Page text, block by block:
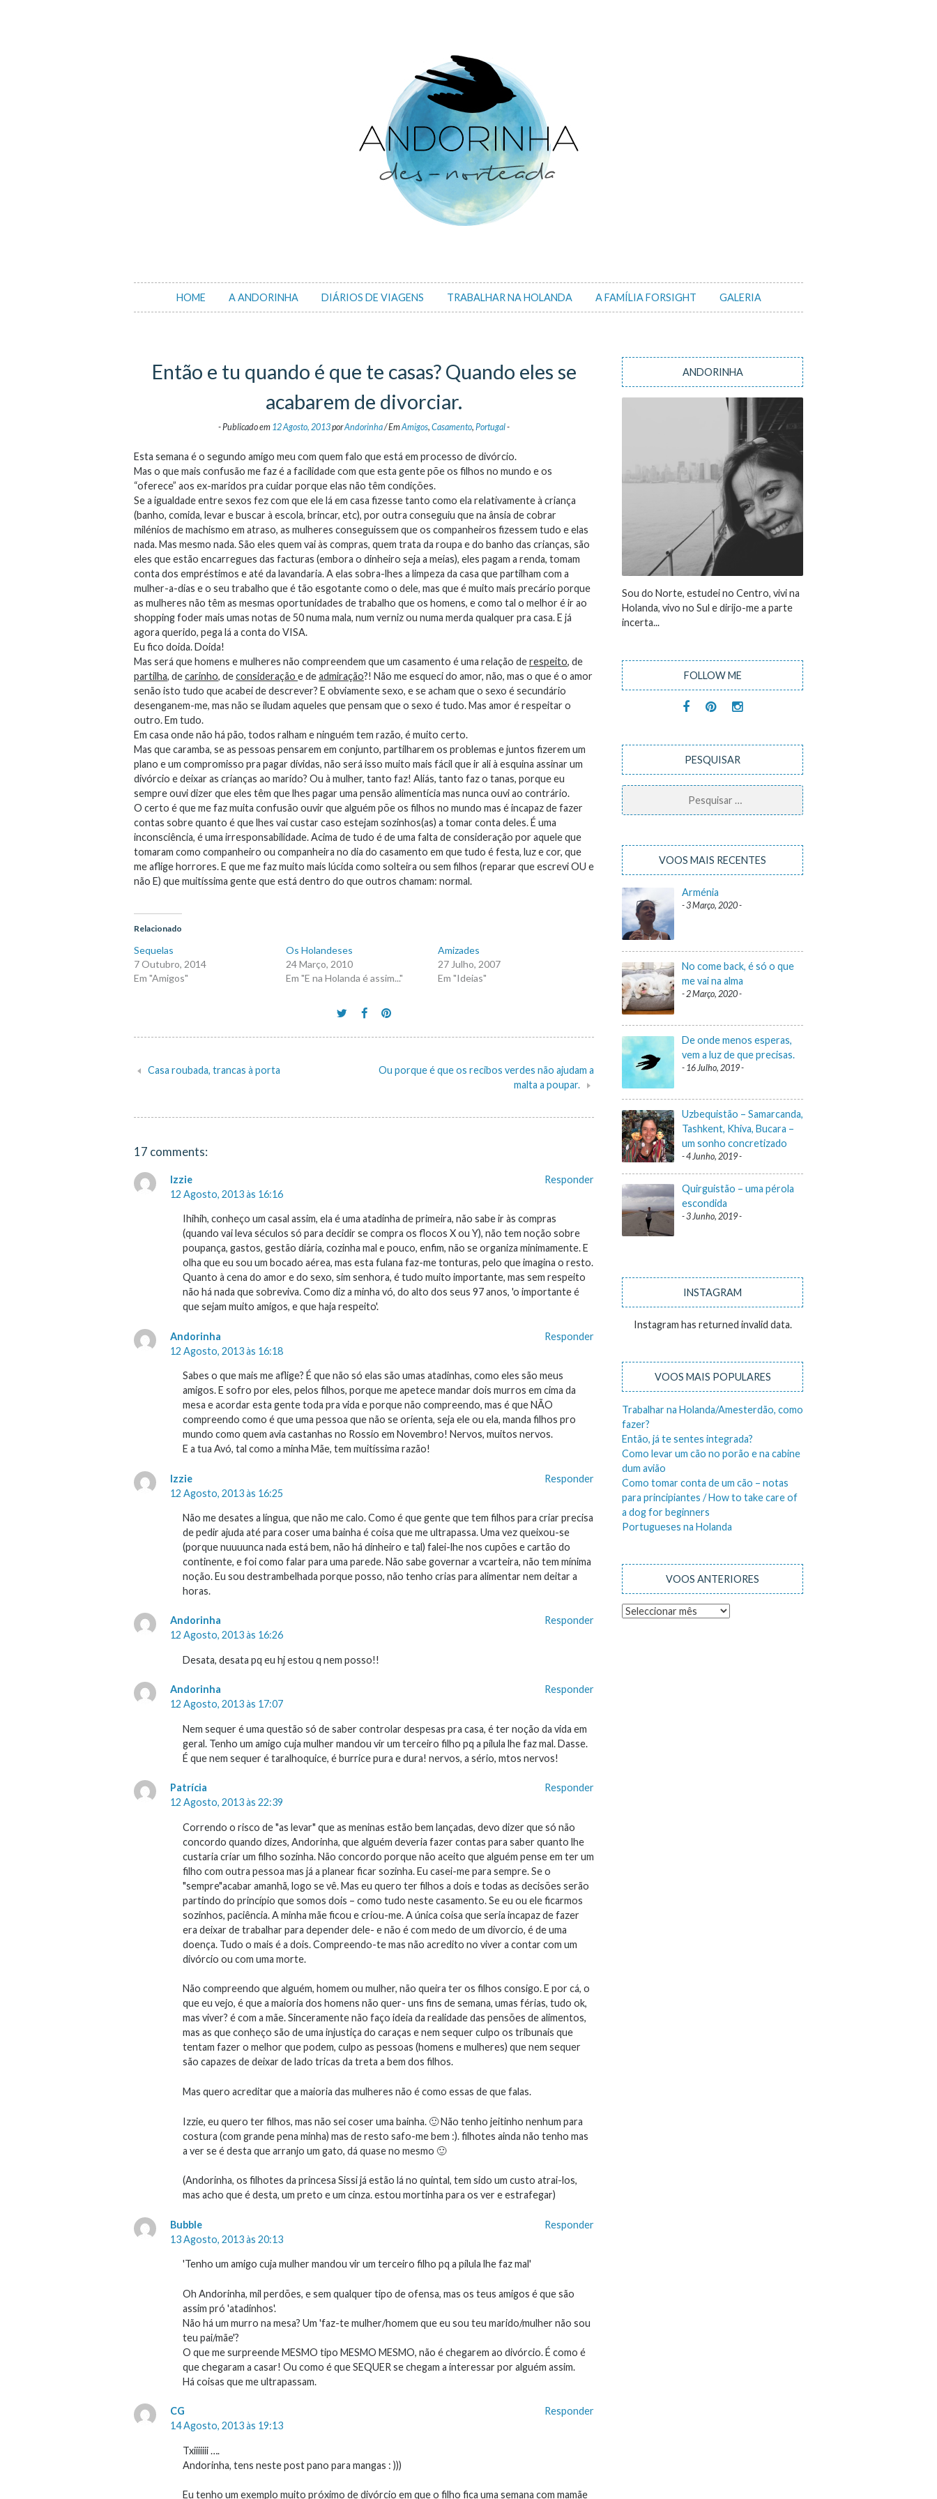
HOME A ANDORINHA DIÁRIOS DE VIAGENS TRABALHAR NA HOLANDA A FAMÍLIA FORSIGHT GALERIA
Então e tu quando é que te casas? Quando eles se
acabarem de divorciar.
-Publicado em 12 Agosto, 2013porAndorinha/EmAmigos, Casamento, Portugal-
Esta semana é o segundo amigo meu com quem falo que está em processo de divórcio.
Mas o que mais confusão me faz é a facilidade com que esta gente põe os filhos no mundo e os
“oferece” aos ex-maridos pra cuidar porque elas não têm condições.
Se a igualdade entre sexos fez com que ele lá em casa fizesse tanto como ela relativamente à criança
(banho, comida, levar e buscar à escola, brincar, etc), por outra conseguiu que na ânsia de cobrar
milénios de machismo em atraso, as mulheres conseguissem que os companheiros fizessem tudo e elas
nada. Mas mesmo nada. São eles quem vai às compras, quem trata da roupa e do banho das crianças, são
eles que estão encarregues das facturas (embora o dinheiro seja a meias), eles pagam a renda, tomam
conta dos empréstimos e até da lavandaria. A elas sobra-lhes a limpeza da casa que partilham com a
mulher-a-dias e o seu trabalho que é tão esgotante como o dele, mas que é muito mais precário porque
as mulheres não têm as mesmas oportunidades de trabalho que os homens, e como tal o melhor é ir ao
shopping foder mais umas notas de 50 numa mala, num verniz ou numa merda qualquer pra casa. E já
agora querido, pega lá a conta do VISA.
Eu fico doida. Doida!
Mas será que homens e mulheres não compreendem que um casamento é uma relação derespeito, de
partilha, decarinho, deconsideração e deadmiração?! Não me esqueci do amor, não, mas o que é o amor
senão isto tudo que acabei de descrever? E obviamente sexo, e se acham que o sexo é secundário
desenganem-me, mas não se iludam aqueles que pensam que o sexo é tudo. Mas amor é respeitar o
outro. Em tudo.
Em casa onde não há pão, todos ralham e ninguém tem razão, é muito certo.
Mas que caramba, se as pessoas pensarem em conjunto, partilharem os problemas e juntos fizerem um
plano e um compromisso pra pagar dívidas, não será isso muito mais fácil que ir ali à esquina assinar um
divórcio e deixar as crianças ao marido? Ou à mulher, tanto faz! Aliás, tanto faz o tanas, porque eu
sempre ouvi dizer que eles têm que lhes pagar uma pensão alimentícia mas nunca ouvi ao contrário.
O certo é que me faz muita confusão ouvir que alguém põe os filhos no mundo mas é incapaz de fazer
contas sobre quanto é que lhes vai custar caso estejam sozinhos(as) a tomar conta deles. É uma
inconsciência, é uma irresponsabilidade. Acima de tudo é de uma falta de consideração por aquele que
tomaram como companheiro ou companheira no dia do casamento em que tudo é festa, luz e cor, que
me aflige horrores. E que me faz muito mais lúcida como solteira ou sem filhos (reparar que escrevi OU e
não E) que muitíssima gente que está dentro do que outros chamam: normal.
Relacionado
Sequelas
7 Outubro, 2014
Em "Amigos"
Os Holandeses
24 Março, 2010
Em "E na Holanda é assim..."
Amizades
27 Julho, 2007
Em "Ideias"
Ou porque é que os recibos verdes não ajudam a
malta a poupar.
Casa roubada, trancas à porta
17 comments:
Izzie
12 Agosto, 2013 às 16:16
Ihihih, conheço um casal assim, ela é uma atadinha de primeira, não sabe ir às compras
(quando vai leva séculos só para decidir se compra os flocos X ou Y), não tem noção sobre
poupança, gastos, gestão diária, cozinha mal e pouco, enfim, não se organiza minimamente. E
olha que eu sou um bocado aérea, mas esta fulana faz-me tonturas, pelo que imagina o resto.
Quanto à cena do amor e do sexo, sim senhora, é tudo muito importante, mas sem respeito
não há nada que sobreviva. Como diz a minha vó, do alto dos seus 97 anos, 'o importante é
que sejam muito amigos, e que haja respeito'.
Responder
Andorinha
12 Agosto, 2013 às 16:18
Sabes o que mais me aflige? É que não só elas são umas atadinhas, como eles são meus
amigos. E sofro por eles, pelos filhos, porque me apetece mandar dois murros em cima da
mesa e acordar esta gente toda pra vida e porque não compreendo, mas é que NÃO
compreendo como é que uma pessoa que não se orienta, seja ele ou ela, manda filhos pro
mundo como quem avia castanhas no Rossio em Novembro! Nervos, muitos nervos.
E a tua Avó, tal como a minha Mãe, tem muitíssima razão!
Responder
Izzie
12 Agosto, 2013 às 16:25
Não me desates a língua, que não me calo. Como é que gente que tem filhos para criar precisa
de pedir ajuda até para coser uma bainha é coisa que me ultrapassa. Uma vez queixou-se
(porque nuuuunca nada está bem, não há dinheiro e tal) falei-lhe nos cupões e cartão do
continente, e foi como falar para uma parede. Não sabe governar a vcarteira, não tem mínima
noção. Eu sou destrambelhada porque posso, não tenho crias para alimentar nem deitar a
horas.
Responder
Andorinha
12 Agosto, 2013 às 16:26
Desata, desata pq eu hj estou q nem posso!!
Responder
Andorinha
12 Agosto, 2013 às 17:07
Nem sequer é uma questão só de saber controlar despesas pra casa, é ter noção da vida em
geral. Tenho um amigo cuja mulher mandou vir um terceiro filho pq a pílula lhe faz mal. Dasse.
É que nem sequer é taralhoquice, é burrice pura e dura! nervos, a sério, mtos nervos!
Responder
Patrícia
12 Agosto, 2013 às 22:39
Correndo o risco de "as levar" que as meninas estão bem lançadas, devo dizer que só não
concordo quando dizes, Andorinha, que alguém deveria fazer contas para saber quanto lhe
custaria criar um filho sozinha. Não concordo porque não aceito que alguém pense em ter um
filho com outra pessoa mas já a planear ficar sozinha. Eu casei-me para sempre. Se o
"sempre"acabar amanhã, logo se vê. Mas eu quero ter filhos a dois e todas as decisões serão
partindo do princípio que somos dois – como tudo neste casamento. Se eu ou ele ficarmos
sozinhos, paciência. A minha mãe ficou e criou-me. A única coisa que seria incapaz de fazer
era deixar de trabalhar para depender dele- e não é com medo de um divorcio, é de uma
doença. Tudo o mais é a dois. Compreendo-te mas não acredito no viver a contar com um
divórcio ou com uma morte.
Não compreendo que alguém, homem ou mulher, não queira ter os filhos consigo. E por cá, o
que eu vejo, é que a maioria dos homens não quer- uns fins de semana, umas férias, tudo ok,
mas viver? é com a mãe. Sinceramente não faço ideia da realidade das pensões de alimentos,
mas as que conheço são de uma injustiça do caraças e nem sequer culpo os tribunais que
tentam fazer o melhor que podem, culpo as pessoas (homens e mulheres) que nem sequer
são capazes de deixar de lado tricas da treta a bem dos filhos.
Mas quero acreditar que a maioria das mulheres não é como essas de que falas.
Izzie, eu quero ter filhos, mas não sei coser uma bainha. 🙂 Não tenho jeitinho nenhum para
costura (com grande pena minha) mas de resto safo-me bem :). filhotes ainda não tenho mas
a ver se é desta que arranjo um gato, dá quase no mesmo 🙂
(Andorinha, os filhotes da princesa Sissi já estão lá no quintal, tem sido um custo atrai-los,
mas acho que é desta, um preto e um cinza. estou mortinha para os ver e estrafegar)
Responder
Bubble
13 Agosto, 2013 às 20:13
'Tenho um amigo cuja mulher mandou vir um terceiro filho pq a pílula lhe faz mal'
Oh Andorinha, mil perdões, e sem qualquer tipo de ofensa, mas os teus amigos é que são
assim pró 'atadinhos'.
Não há um murro na mesa? Um 'faz-te mulher/homem que eu sou teu marido/mulher não sou
teu pai/mãe'?
O que me surpreende MESMO tipo MESMO MESMO, não é chegarem ao divórcio. É como é
que chegaram a casar! Ou como é que SEQUER se chegam a interessar por alguém assim.
Há coisas que me ultrapassam.
Responder
CG
14 Agosto, 2013 às 19:13
Txiiiiiii ….
Andorinha, tens neste post pano para mangas : )))
Eu tenho um exemplo muito próximo de divórcio em que o filho fica uma semana com mamãe
Responder
ANDORINHA
Sou do Norte, estudei no Centro, vivi na
Holanda, vivo no Sul e dirijo-me a parte
incerta...
FOLLOW ME
PESQUISAR
Pesquisar
por:
VOOS MAIS RECENTES
Arménia
3 Março, 2020
No come back, é só o que
me vai na alma
2 Março, 2020
De onde menos esperas,
vem a luz de que precisas.
16 Julho, 2019
Uzbequistão – Samarcanda,
Tashkent, Khiva, Bucara –
um sonho concretizado
4 Junho, 2019
Quirguistão – uma pérola
escondida
3 Junho, 2019
INSTAGRAM
Instagram has returned invalid data.
VOOS MAIS POPULARES
Trabalhar na Holanda/Amesterdão, como
fazer?
Então, já te sentes integrada?
Como levar um cão no porão e na cabine
dum avião
Como tomar conta de um cão – notas
para principiantes / How to take care of
a dog for beginners
Portugueses na Holanda
VOOS ANTERIORES
Voos